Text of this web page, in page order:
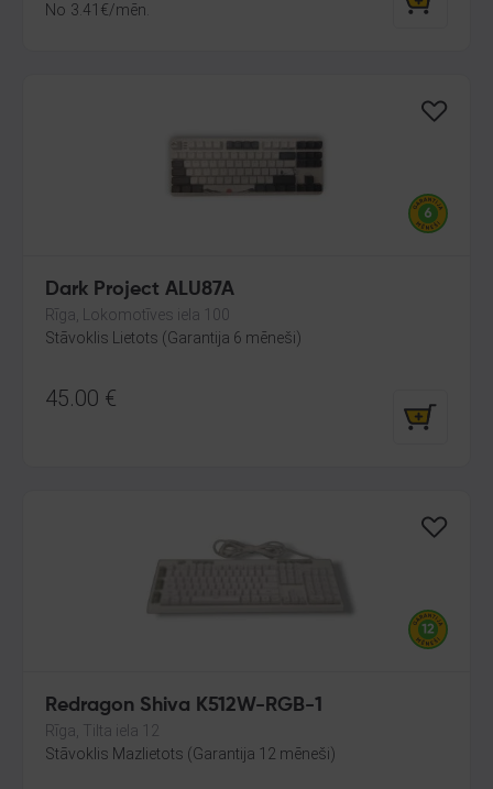
No 3.41 €/mēn.
Dark Project ALU87A
Rīga, Lokomotīves iela 100
Stāvoklis Lietots (Garantija 6 mēneši)
45.00 €
Redragon Shiva K512W-RGB-1
Rīga, Tilta iela 12
Stāvoklis Mazlietots (Garantija 12 mēneši)